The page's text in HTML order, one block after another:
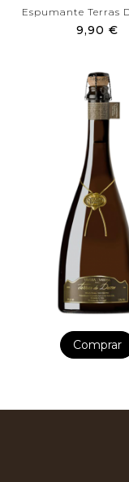
9,90 €
Comprar